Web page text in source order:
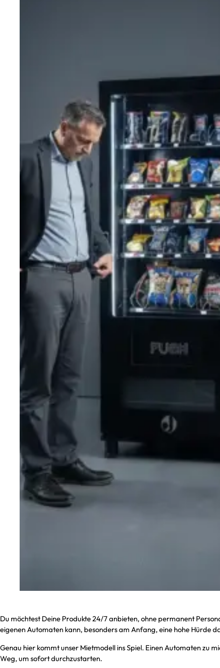
Du möchtest Deine Produkte 24/7 anbieten, ohne permanent
eigenen Automaten kann, besonders am Anfang, eine hohe Hürde
Genau hier kommt unser Mietmodell ins Spiel. Einen Automaten zu
Weg, um sofort durchzustarten.